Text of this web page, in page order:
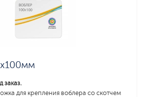
заказ.
для крепления воблера со скотчем